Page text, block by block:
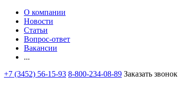
О компании
Новости
Статьи
Вопрос-ответ
Вакансии
...
+7 (3452) 56-15-93 8-800-234-08-89 Заказать звонок